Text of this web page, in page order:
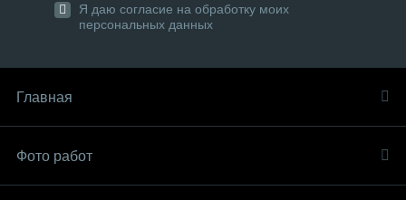
Я даю согласие на обработку моих
персональных данных
Главная
Фото работ